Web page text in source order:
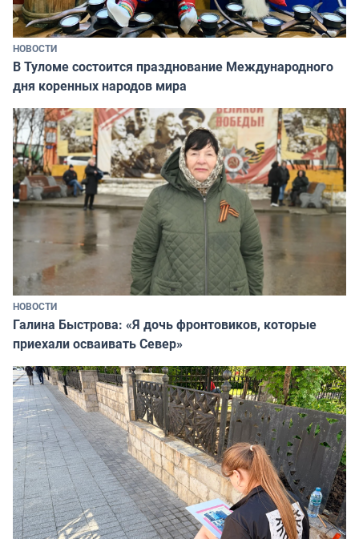
НОВОСТИ
В Туломе состоится празднование Международного
дня коренных народов мира
НОВОСТИ
Галина Быстрова: «Я дочь фронтовиков, которые
приехали осваивать Север»